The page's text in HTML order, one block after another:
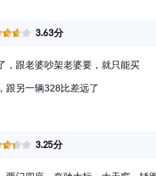
3.63分
，跟老婆吵架老婆要，就只能买
跟另一辆328比差远了
3.25分